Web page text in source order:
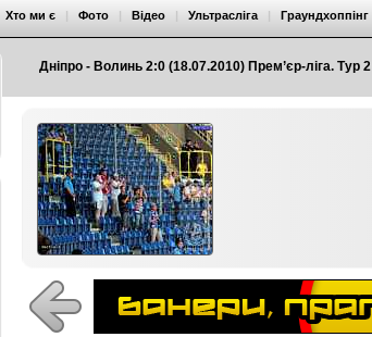
Дніпро - Волинь 2:0 (18.07.2010) Прем’єр-ліга. Тур 2
Хто ми є | Фото | Відео | Ультрасліга | Граундхоппінг